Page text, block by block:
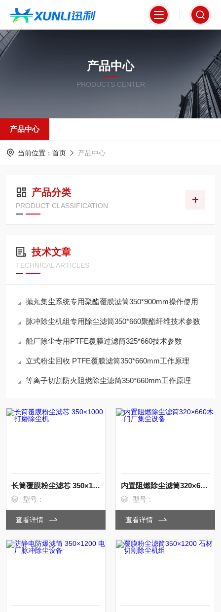
产品中心
PRODUCTS CENTER
产品中心
当前位置： 首页 产品中心
产品分类
PRODUCT CLASSIFICATION
技术文章
TECHNICAL ARTICLES
抛丸集尘系统专用聚酯覆膜滤筒350*900mm操作使用
脉冲除尘机组专用除尘滤筒350*660聚酯纤维技术参数
船厂除尘专用PTFE覆膜过滤筒325*660技术参数
立式粉尘回收 PTFE覆膜滤筒350*660mm工作原理
等离子切割防火阻燃除尘滤筒350*660mm工作原理
长筒覆膜粉尘滤芯 350×1000 打磨除尘机
型号：
查看详情
内置阻燃除尘滤筒320×660木门厂集尘设备
型号：
查看详情